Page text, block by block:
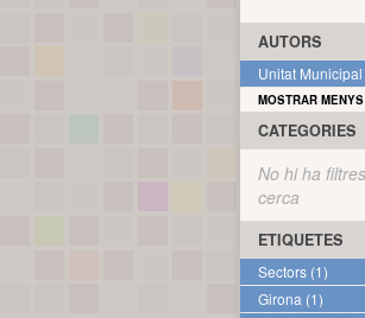
AUTORS
Unitat
MOSTRAR
CATEGORIES
No hi ha
cerca
ETIQUETES
Sectors (1)
Girona (1)